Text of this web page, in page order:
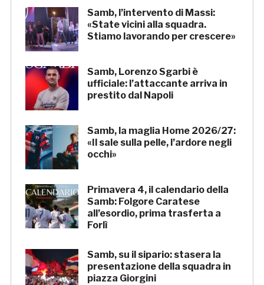
Samb, l’intervento di Massi:
«State vicini alla squadra.
Stiamo lavorando per crescere»
Samb, Lorenzo Sgarbi è
ufficiale: l’attaccante arriva in
prestito dal Napoli
Samb, la maglia Home 2026/27:
«Il sale sulla pelle, l’ardore negli
occhi»
Primavera 4, il calendario della
Samb: Folgore Caratese
all’esordio, prima trasferta a
Forlì
Samb, su il sipario: stasera la
presentazione della squadra in
piazza Giorgini